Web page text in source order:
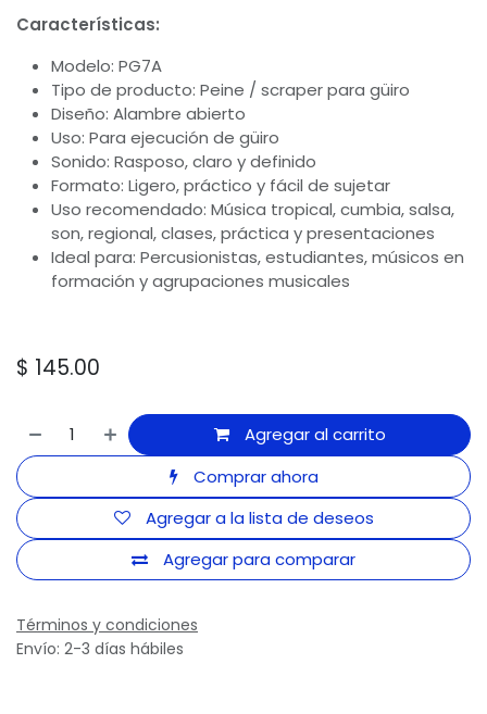
Características:
Modelo: PG7A
Tipo de producto: Peine / scraper para güiro
Diseño: Alambre abierto
Uso: Para ejecución de güiro
Sonido: Rasposo, claro y definido
Formato: Ligero, práctico y fácil de sujetar
Uso recomendado: Música tropical, cumbia, salsa,
son, regional, clases, práctica y presentaciones
Ideal para: Percusionistas, estudiantes, músicos en
formación y agrupaciones musicales
$ 145.00
Agregar al carrito
Comprar ahora
Agregar para comparar
Agregar a la lista de deseos
Términos y condiciones
Envío: 2-3 días hábiles